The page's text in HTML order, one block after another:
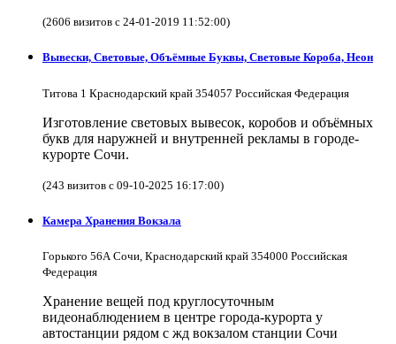
(2606 визитов с 24-01-2019 11:52:00)
Вывески, Световые, Объёмные Буквы, Световые Короба, Неон
Титова 1 Краснодарский край 354057 Российская Федерация
Изготовление световых вывесок, коробов и объёмных
букв для наружней и внутренней рекламы в городе-
курорте Сочи.
(243 визитов с 09-10-2025 16:17:00)
Камера Хранения Вокзала
Горького 56А Сочи, Краснодарский край 354000 Российская
Федерация
Хранение вещей под круглосуточным
видеонаблюдением в центре города-курорта у
автостанции рядом с жд вокзалом станции Сочи